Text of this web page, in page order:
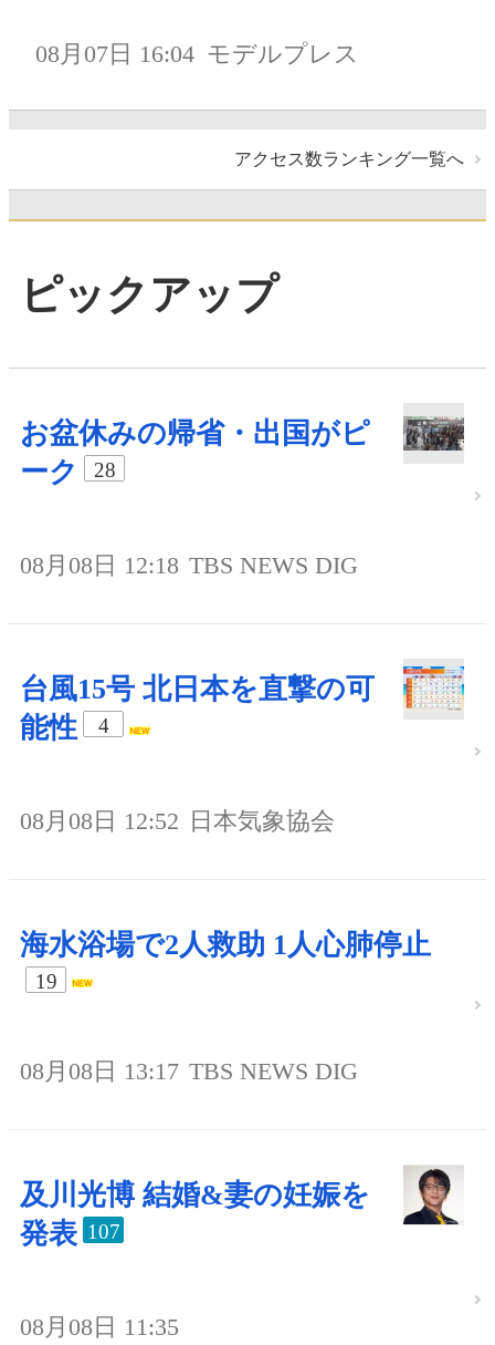
08月07日 16:04 モデルプレス
アクセス数ランキング一覧へ
ピックアップ
お盆休みの帰省・出国がピ
ーク
28
08月08日 12:18 TBS NEWS DIG
台風15号 北日本を直撃の可
能性
4
08月08日 12:52 日本気象協会
海水浴場で2人救助 1人心肺停止
19
08月08日 13:17 TBS NEWS DIG
及川光博 結婚&妻の妊娠を
発表 107
08月08日 11:35